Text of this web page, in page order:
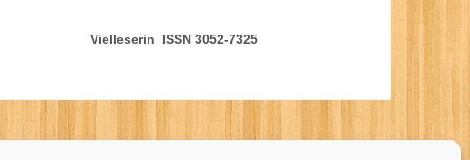
Vielleserin ISSN 3052-7325